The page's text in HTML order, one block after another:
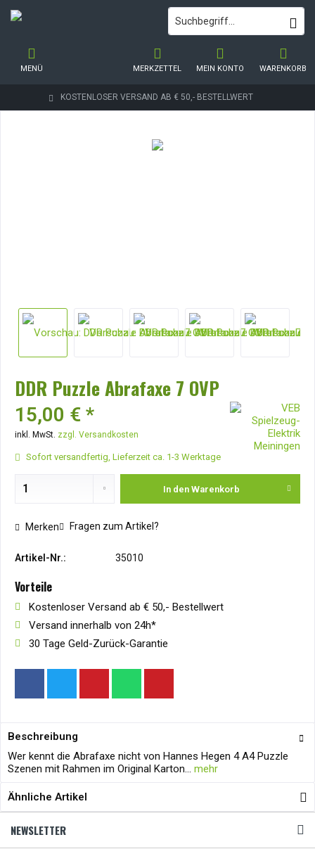
KOSTENLOSER VERSAND AB € 50,- BESTELLWERT
WARENKORB
MERKZETTEL MEIN KONTO
MENÜ
DDR Puzzle Abrafaxe 7 OVP
15,00 € *
inkl. MwSt. zzgl. Versandkosten
Sofort versandfertig, Lieferzeit ca. 1-3 Werktage
In den Warenkorb
Merken Fragen zum Artikel?
Artikel-Nr.: 35010
Vorteile
Kostenloser Versand ab € 50,- Bestellwert
Versand innerhalb von 24h*
30 Tage Geld-Zurück-Garantie
Beschreibung
Wer kennt die Abrafaxe nicht von Hannes Hegen 4 A4 Puzzle
Szenen mit Rahmen im Original Karton... mehr
Ähnliche Artikel
NEWSLETTER